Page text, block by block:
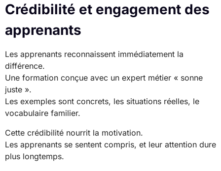
Crédibilité et engagement des
apprenants
Les apprenants reconnaissent immédiatement la
différence.
Une formation conçue avec un expert métier « sonne
juste ».
Les exemples sont concrets, les situations réelles, le
vocabulaire familier.
Cette crédibilité nourrit la motivation.
Les apprenants se sentent compris, et leur attention dure
plus longtemps.